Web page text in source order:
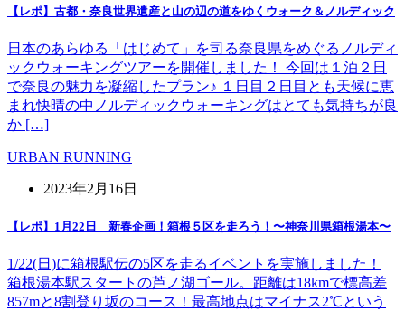
【レポ】古都・奈良世界遺産と山の辺の道をゆくウォーク＆ノルディック
日本のあらゆる「はじめて」を司る奈良県をめぐるノルディ
ックウォーキングツアーを開催しました！ 今回は１泊２日
で奈良の魅力を凝縮したプラン♪ １日目２日目とも天候に恵
まれ快晴の中ノルディックウォーキングはとても気持ちが良
か […]
URBAN RUNNING
2023年2月16日
【レポ】1月22日 新春企画！箱根５区を走ろう！〜神奈川県箱根湯本〜
1/22(日)に箱根駅伝の5区を走るイベントを実施しました！
箱根湯本駅スタートの芦ノ湖ゴール。距離は18kmで標高差
857mと8割登り坂のコース！最高地点はマイナス2℃という